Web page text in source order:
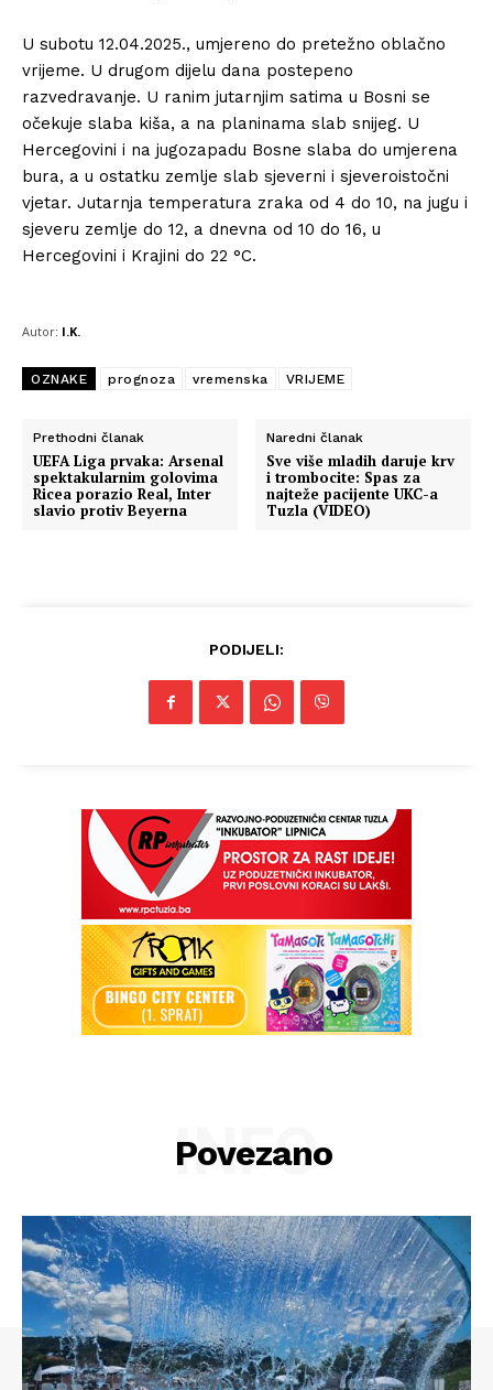
U subotu 12.04.2025., umjereno do pretežno oblačno
vrijeme. U drugom dijelu dana postepeno
razvedravanje. U ranim jutarnjim satima u Bosni se
očekuje slaba kiša, a na planinama slab snijeg. U
Hercegovini i na jugozapadu Bosne slaba do umjerena
bura, a u ostatku zemlje slab sjeverni i sjeveroistočni
vjetar. Jutarnja temperatura zraka od 4 do 10, na jugu i
sjeveru zemlje do 12, a dnevna od 10 do 16, u
Hercegovini i Krajini do 22 °C.
Autor: I.K.
OZNAKE prognoza vremenska VRIJEME
Prethodni članak
UEFA Liga prvaka: Arsenal
spektakularnim golovima
Ricea porazio Real, Inter
slavio protiv Beyerna
Naredni članak
Sve više mladih daruje krv
i trombocite: Spas za
najteže pacijente UKC-a
Tuzla (VIDEO)
PODIJELI:
Povezano
INFO